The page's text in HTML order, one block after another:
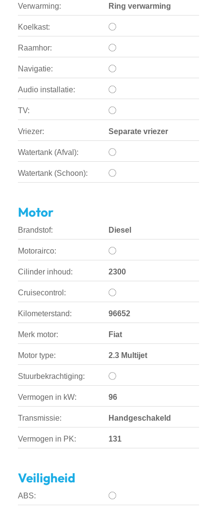
Verwarming: Ring verwarming
Koelkast:
Raamhor:
Navigatie:
Audio installatie:
TV:
Vriezer: Separate vriezer
Watertank (Afval):
Watertank (Schoon):
Motor
Brandstof: Diesel
Motorairco:
Cilinder inhoud: 2300
Cruisecontrol:
Kilometerstand: 96652
Merk motor: Fiat
Motor type: 2.3 Multijet
Stuurbekrachtiging:
Vermogen in kW: 96
Transmissie: Handgeschakeld
Vermogen in PK: 131
Veiligheid
ABS: